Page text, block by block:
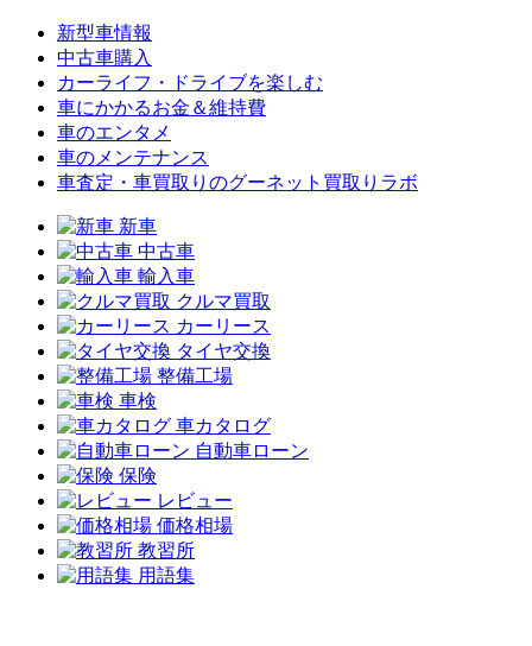
新型車情報
中古車購入
カーライフ・ドライブを楽しむ
車にかかるお金＆維持費
車のエンタメ
車のメンテナンス
車査定・車買取りのグーネット買取りラボ
新車
中古車
輸入車
クルマ買取
カーリース
タイヤ交換
整備工場
車検
車カタログ
自動車ローン
保険
レビュー
価格相場
教習所
用語集